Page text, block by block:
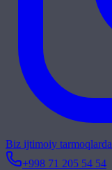
Biz ijtimoiy tarmoqlarda
+998 71 205 54 54